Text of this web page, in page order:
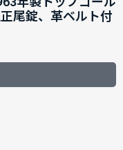
尾錠、革ベルト付